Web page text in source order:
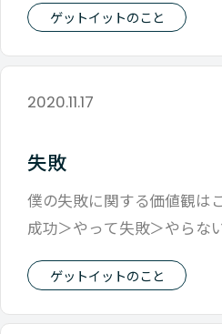
ゲットイットのこと
2020.11.17
失敗
僕の失敗に関する価値観は
成功＞やって失敗＞やらな
ゲットイットのこと